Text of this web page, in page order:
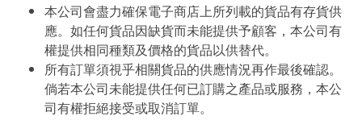
本公司會盡力確保電子商店上所列載的貨品有存貨供
應。如任何貨品因缺貨而未能提供予顧客，本公司有
權提供相同種類及價格的貨品以供替代。
所有訂單須視乎相關貨品的供應情況再作最後確認。
倘若本公司未能提供任何已訂購之產品或服務，本公
司有權拒絕接受或取消訂單。